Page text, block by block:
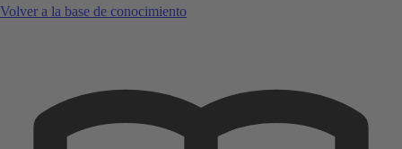
Volver a la base de conocimiento